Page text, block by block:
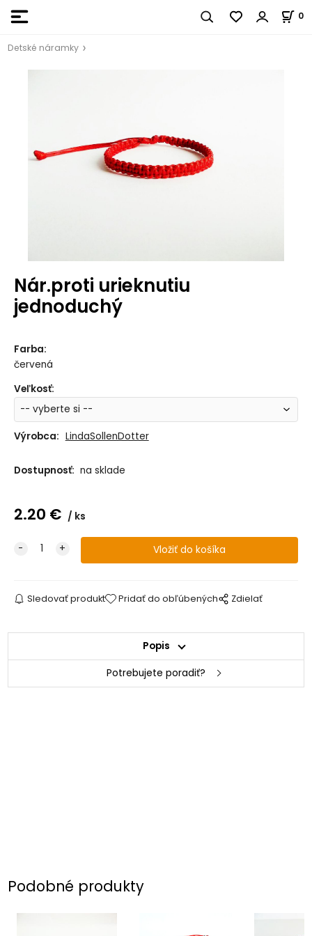
0
Detské náramky
Nár.proti urieknutiu
jednoduchý
Farba:
červená
Veľkosť:
Výrobca: LindaSollenDotter
Dostupnosť: na sklade
2.20 € ks
Sledovať produkt Pridať do obľúbených Zdielať
Popis
Potrebujete poradiť?
Podobné produkty